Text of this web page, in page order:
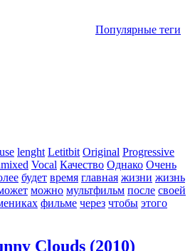
Популярные теги
lenght Letitbit Original Progressive
Vocal Качество Однако Очень
будет время главная жизни жизнь
можно мультфильм после своей
фильме через чтобы этого
Clouds (2010)